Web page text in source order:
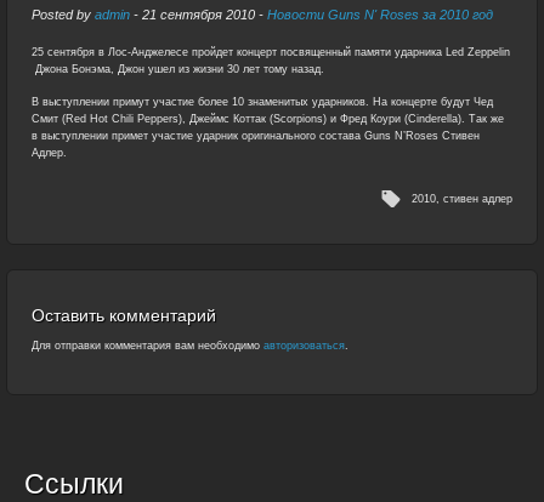
Posted by admin - 21 сентября 2010 - Новости Guns N' Roses за 2010 год
25 сентября в Лос-Анджелесе пройдет концерт посвященный памяти ударника Led Zeppelin
Джона Бонэма, Джон ушел из жизни 30 лет тому назад.
В выступлении примут участие более 10 знаменитых ударников. На концерте будут Чед
Смит (Red Hot Chili Peppers), Джеймс Коттак (Scorpions) и Фред Коури (Cinderella). Так же
в выступлении примет участие ударник оригинального состава Guns N’Roses Стивен
Адлер.
2010 стивен адлер
Оставить комментарий
Для отправки комментария вам необходимо авторизоваться
Ссылки